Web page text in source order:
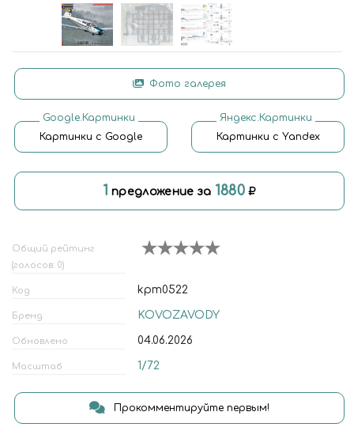
Фото галерея
Google.Картинки
Картинки с Google
Яндекс.Картинки
Картинки с Yandex
1 предложение за 1880
Общий рейтинг
(голосов: 0)
Код kpm0522
Бренд KOVOZAVODY
Обновлено 04.06.2026
Масштаб 1/72
Прокомментируйте первым!